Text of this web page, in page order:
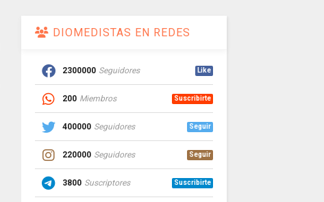
DIOMEDISTAS EN REDES
2300000 Seguidores Like
200 Miembros Suscribirte
400000 Seguidores Seguir
220000 Seguidores Seguir
3800 Suscriptores Suscribirte